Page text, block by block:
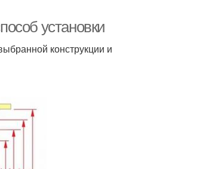
установки
конструкции и